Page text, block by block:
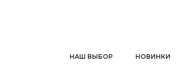
НАШ ВЫБОР НОВИНКИ